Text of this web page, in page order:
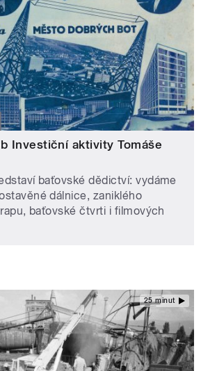
Investiční aktivity Tomáše
baťovské dědictví: vydáme
dálnice, zaniklého
baťovské čtvrti i filmových
25 minut